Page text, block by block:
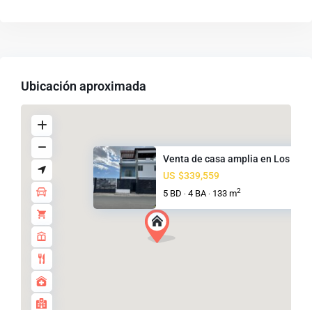
Ubicación aproximada
Venta de casa amplia en Los Pr...
US $339,559
5 BD · 4 BA · 133 m2